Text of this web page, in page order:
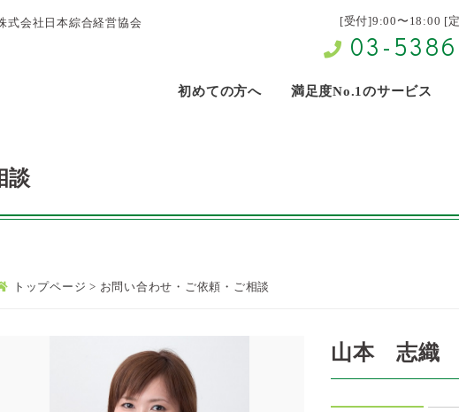
式会社日本綜合経営協会 [受付]9:00〜18:00 [
03-
初めての方へ 満足度No.1のサービス
談
トップページ > お問い合わせ・ご依頼・ご相談
山本 志織